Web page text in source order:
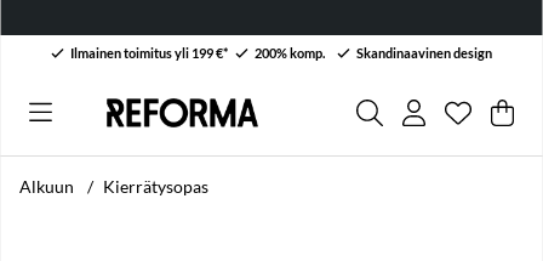
Ilmainen toimitus yli 199 €* 200% komp. Skandinaavinen design
Toivelista
. .
Alkuun Kierrätysopas